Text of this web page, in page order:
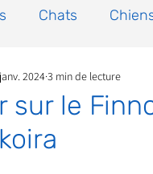
Chats
Conseils,
Nature
sur le
20243 min de lecture